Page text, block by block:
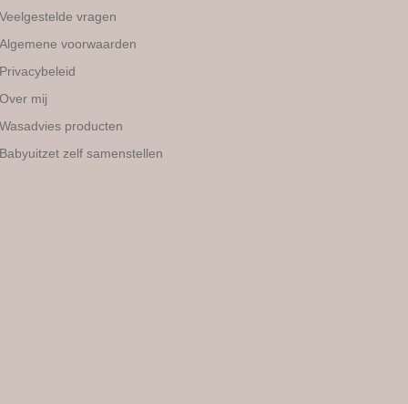
Veelgestelde vragen
Algemene voorwaarden
Privacybeleid
Over mij
Wasadvies producten
Babyuitzet zelf samenstellen